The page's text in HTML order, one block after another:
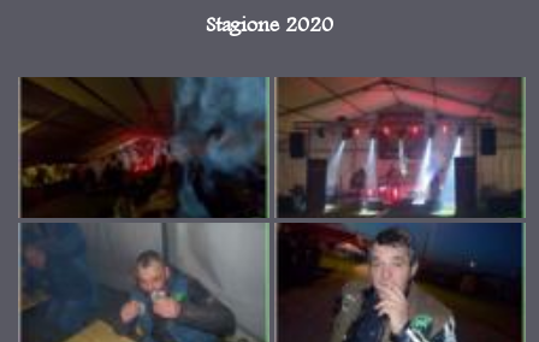
Stagione 2020